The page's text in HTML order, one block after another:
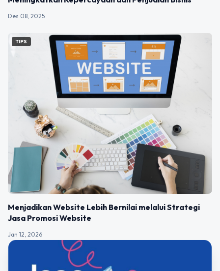
Des 08, 2025
TIPS
Menjadikan Website Lebih Bernilai melalui Strategi
Jasa Promosi Website
Jan 12, 2026